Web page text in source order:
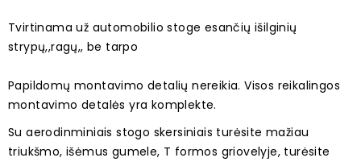
Tvirtinama už automobilio stoge esančių išilginių
strypų,,ragų,, be tarpo
Papildomų montavimo detalių nereikia. Visos reikalingos
montavimo detalės yra komplekte.
Su aerodinminiais stogo skersiniais turėsite mažiau
triukšmo, išėmus gumele, T formos griovelyje, turėsite